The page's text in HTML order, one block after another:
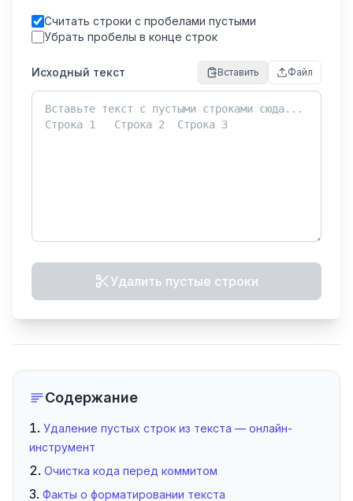
Считать строки с пробелами пустыми
Убрать пробелы в конце строк
Исходный текст Вставить Файл
Удалить пустые строки
Содержание
Удаление пустых строк из текста — онлайн-
инструмент
Очистка кода перед коммитом
Факты о форматировании текста